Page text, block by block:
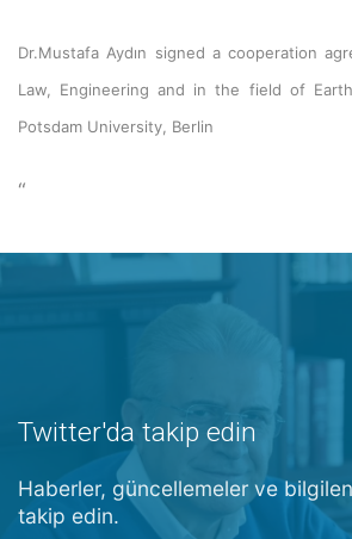
Dr.Mustafa Aydın signed a cooperation
Law, Engineering and in the field of
Potsdam University, Berlin
“
Twitter'da takip edin
Haberler, güncellemeler ve
takip edin.